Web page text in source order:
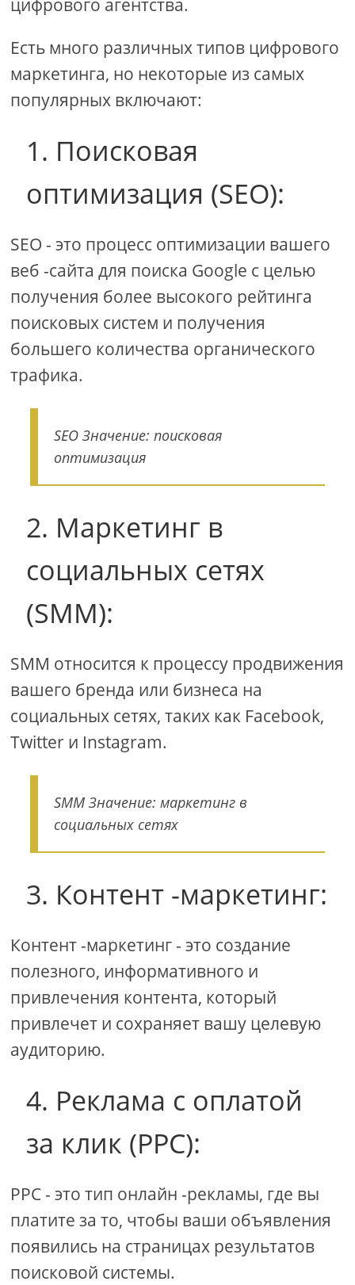
цифрового агентства.
Есть много различных типов цифрового
маркетинга, но некоторые из самых
популярных включают:
1. Поисковая
оптимизация (SEO):
SEO - это процесс оптимизации вашего
веб -сайта для поиска Google с целью
получения более высокого рейтинга
поисковых систем и получения
большего количества органического
трафика.
SEO Значение: поисковая
оптимизация
2. Маркетинг в
социальных сетях
(SMM):
SMM относится к процессу продвижения
вашего бренда или бизнеса на
социальных сетях, таких как Facebook,
Twitter и Instagram.
SMM Значение: маркетинг в
социальных сетях
3. Контент -маркетинг:
Контент -маркетинг - это создание
полезного, информативного и
привлечения контента, который
привлечет и сохраняет вашу целевую
аудиторию.
4. Реклама с оплатой
за клик (PPC):
PPC - это тип онлайн -рекламы, где вы
платите за то, чтобы ваши объявления
появились на страницах результатов
поисковой системы.